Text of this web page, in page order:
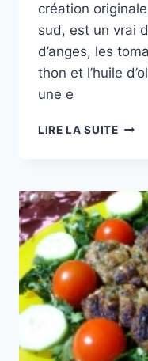
création
sud, est un vrai
d’anges, les
thon et l’huile
une e
LIRE LA SUITE